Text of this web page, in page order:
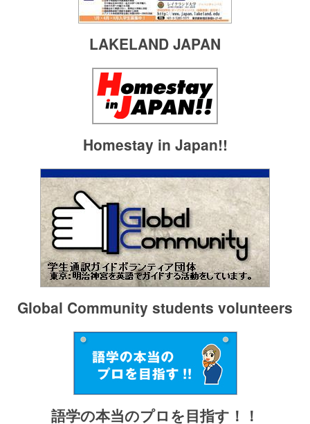
LAKELAND JAPAN
Homestay in Japan!!
Global Community students volunteers
語学の本当のプロを目指す！！